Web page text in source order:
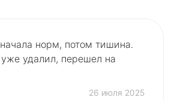
норм, потом тишина.
удалил, перешел на
26 июля 2025